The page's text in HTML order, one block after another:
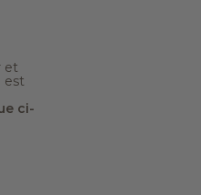
et
est
ci-